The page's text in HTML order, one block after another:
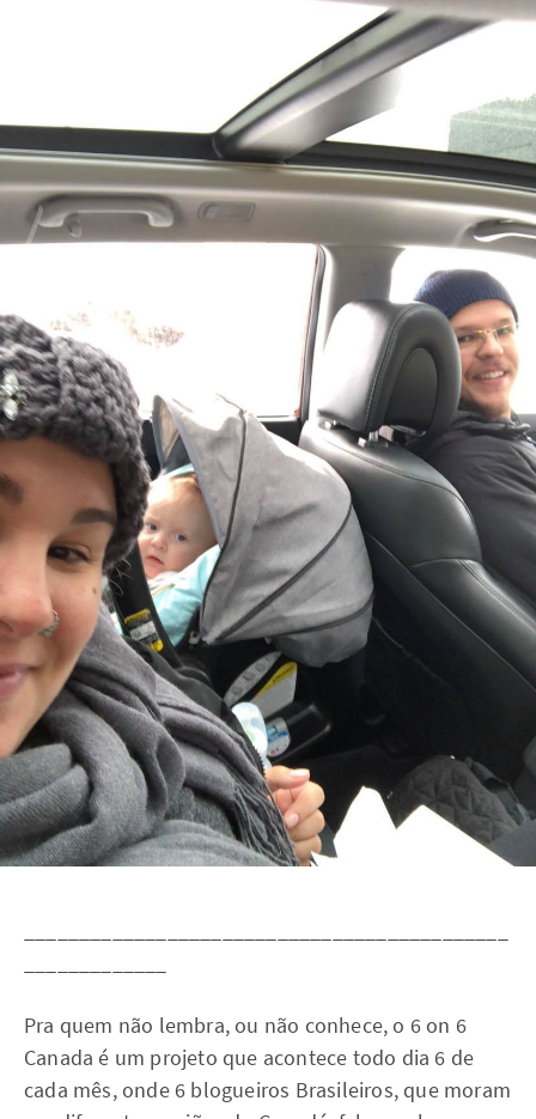
Pra quem não lembra, ou não conhece, o 6 on 6
Canada é um projeto que acontece todo dia 6 de
cada mês, onde 6 blogueiros Brasileiros, que moram